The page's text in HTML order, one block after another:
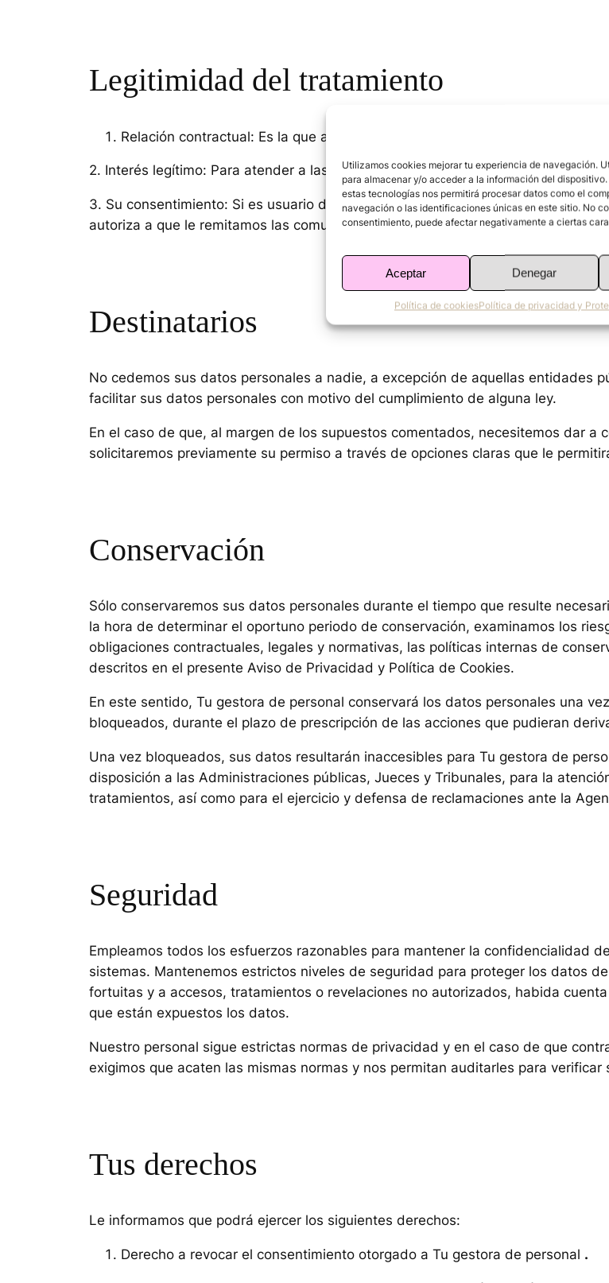
Utilizamos cookies mejorar tu experiencia de navegación.
para almacenar y/o acceder a la información del
estas tecnologías nos permitirá procesar datos como el
navegación o las identificaciones únicas en este sitio. No
consentimiento, puede afectar negativamente a ciertas
Aceptar Denegar
Política de cookiesPolítica de privacidad y
Legitimidad del tratamiento
Relación contractual: Es la que aplica cuando compra uno de nuestros
2. Interés legítimo: Para atender a las consultas y reclamaciones que nos
3. Su consentimiento: Si es usuario de nuestra web, mediante la marcación de
autoriza a que le remitamos las comunicaciones necesarias para dar respuesta
Destinatarios
No cedemos sus datos personales a nadie, a excepción de aquellas entidades
facilitar sus datos personales con motivo del cumplimiento de alguna ley.
En el caso de que, al margen de los supuestos comentados, necesitemos dar a
solicitaremos previamente su permiso a través de opciones claras que le
Conservación
Sólo conservaremos sus datos personales durante el tiempo que resulte
la hora de determinar el oportuno periodo de conservación, examinamos los
obligaciones contractuales, legales y normativas, las políticas internas de
descritos en el presente Aviso de Privacidad y Política de Cookies.
En este sentido, Tu gestora de personal conservará los datos personales una
bloqueados, durante el plazo de prescripción de las acciones que pudieran
Una vez bloqueados, sus datos resultarán inaccesibles para Tu gestora de
disposición a las Administraciones públicas, Jueces y Tribunales, para la
tratamientos, así como para el ejercicio y defensa de reclamaciones ante la
Seguridad
Empleamos todos los esfuerzos razonables para mantener la confidencialidad
sistemas. Mantenemos estrictos niveles de seguridad para proteger los datos
fortuitas y a accesos, tratamientos o revelaciones no autorizados, habida
que están expuestos los datos.
Nuestro personal sigue estrictas normas de privacidad y en el caso de que
exigimos que acaten las mismas normas y nos permitan auditarles para verificar
Tus derechos
Le informamos que podrá ejercer los siguientes derechos:
Derecho a revocar el consentimiento otorgado a Tu gestora de personal .